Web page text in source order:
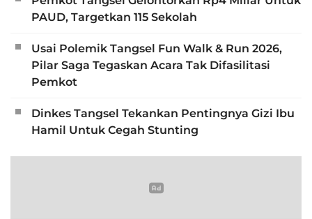
PAUD, Targetkan 115 Sekolah
Usai Polemik Tangsel Fun Walk & Run 2026,
Pilar Saga Tegaskan Acara Tak Difasilitasi
Pemkot
Dinkes Tangsel Tekankan Pentingnya Gizi Ibu
Hamil Untuk Cegah Stunting